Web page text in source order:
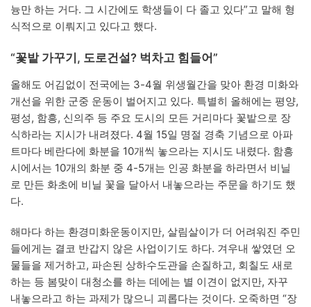
늉만 하는 거다. 그 시간에도 학생들이 다 졸고 있다”고 말해 형
식적으로 이뤄지고 있다고 했다.
“꽃밭 가꾸기, 도로건설? 벅차고 힘들어”
올해도 어김없이 전국에는 3-4월 위생월간을 맞아 환경 미화와
개선을 위한 군중 운동이 벌어지고 있다. 특별히 올해에는 평양,
평성, 함흥, 신의주 등 주요 도시의 모든 거리마다 꽃밭으로 장
식하라는 지시가 내려졌다. 4월 15일 명절 경축 기념으로 아파
트마다 베란다에 화분을 10개씩 놓으라는 지시도 내렸다. 함흥
시에서는 10개의 화분 중 4-5개는 인공 화분을 하라면서 비닐
로 만든 화초에 비닐 꽃을 달아서 내놓으라는 주문을 하기도 했
다.
해마다 하는 환경미화운동이지만, 살림살이가 더 어려워진 주민
들에게는 결코 반갑지 않은 사업이기도 하다. 겨우내 쌓였던 오
물들을 제거하고, 파손된 상하수도관을 손질하고, 회칠도 새로
하는 등 봄맞이 대청소를 하는 데에는 별 이견이 없지만, 자꾸
내놓으라고 하는 과제가 많으니 괴롭다는 것이다. 오죽하면 “장